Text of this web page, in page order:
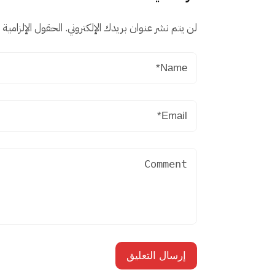
لن يتم نشر عنوان بريدك الإلكتروني. الحقول